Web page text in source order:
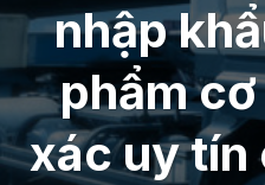
nhập
phẩm
xác uy tín